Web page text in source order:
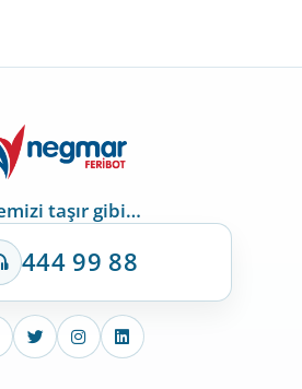
taşır gibi…
444 99 88